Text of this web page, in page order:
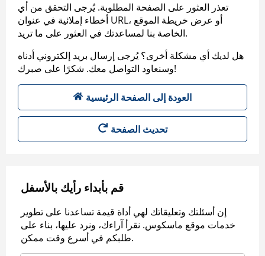
تعذر العثور على الصفحة المطلوبة. يُرجى التحقق من أي
أخطاء إملائية في عنوان URL، أو عرض خريطة الموقع
الخاصة بنا لمساعدتك في العثور على ما تريد.
هل لديك أي مشكلة أخرى؟ يُرجى إرسال بريد إلكتروني أدناه
وسنعاود التواصل معك. شكرًا على صبرك!
العودة إلى الصفحة الرئيسية
تحديث الصفحة
قم بأبداء رأيك بالأسفل
إن أسئلتك وتعليقاتك لهي أداة قيمة تساعدنا على تطوير
خدمات موقع ماسكوس. نقرأ آراءك، ونرد عليها، بناء على
طلبكم في أسرع وقت ممكن.